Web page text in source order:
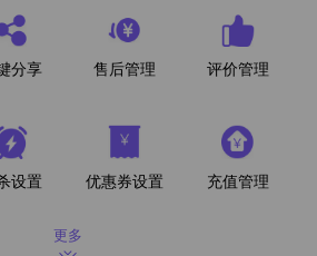
分享 售后管理 评价管理
设置 优惠券设置 充值管理
更多